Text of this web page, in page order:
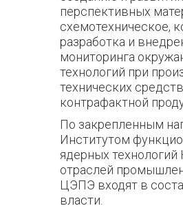
перспективных
схемотехническое,
разработка и
мониторинга
технологий при
технических
контрафактной
По закрепленным
Институтом
ядерных
отраслей
ЦЭПЭ входят в
власти.